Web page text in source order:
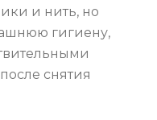
и нить, но
гигиену,
снятия